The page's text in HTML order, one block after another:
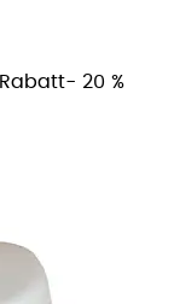
Rabatt- 20 %